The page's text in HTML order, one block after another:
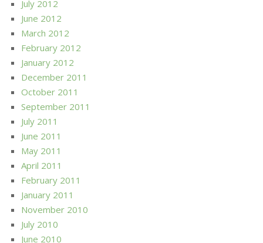
July 2012
June 2012
March 2012
February 2012
January 2012
December 2011
October 2011
September 2011
July 2011
June 2011
May 2011
April 2011
February 2011
January 2011
November 2010
July 2010
June 2010